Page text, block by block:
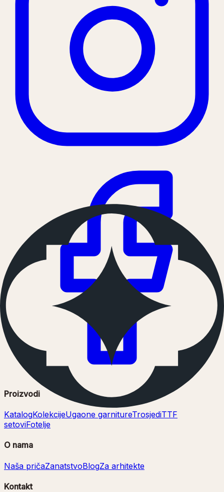
Proizvodi
KatalogKolekcijeUgaone garnitureTrosjediTTF
setoviFotelje
O nama
Naša pričaZanatstvoBlogZa arhitekte
Kontakt